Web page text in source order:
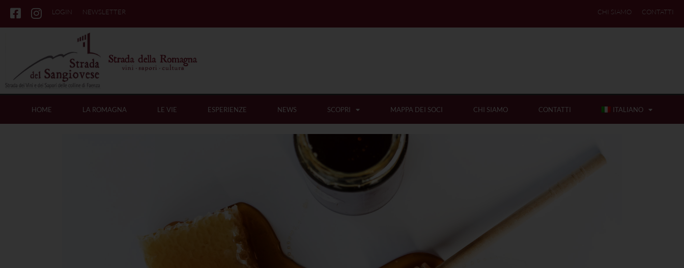
CHI SIAMO CONTATTI
LOGIN NEWSLETTER
HOME LA ROMAGNA LE VIE ESPERIENZE NEWS SCOPRI MAPPA DEI SOCI CHI SIAMO CONTATTI ITALIANO